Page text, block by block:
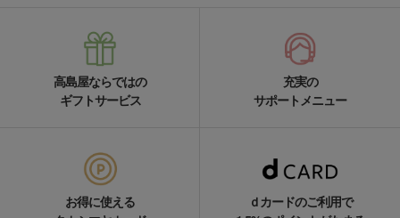
高島屋ならではの
ギフトサービス
充実の
サポートメニュー
お得に使える
ｄカードのご利用で